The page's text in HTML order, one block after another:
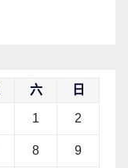
六 日
1 2
8 9